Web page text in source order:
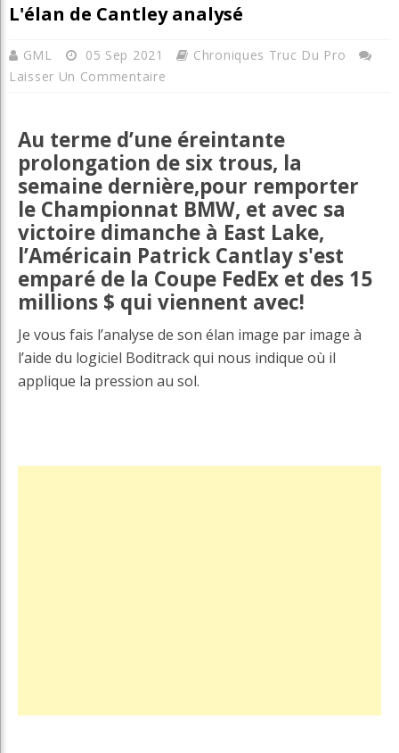
L'élan de Cantley analysé
GML 05 Sep 2021
Chroniques Truc Du Pro
Laisser Un Commentaire
Au terme d’une éreintante
prolongation de six trous, la
semaine dernière,pour remporter
le Championnat BMW, et avec sa
victoire dimanche à East Lake,
l’Américain Patrick Cantlay s'est
emparé de la Coupe FedEx et des 15
millions $ qui viennent avec!
Je vous fais l’analyse de son élan image par image à
l’aide du logiciel Boditrack qui nous indique où il
applique la pression au sol.